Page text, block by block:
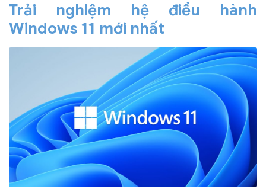
Trải nghiệm hệ điều hành
Windows 11 mới nhất